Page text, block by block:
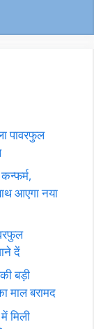
पावरफुल
आएगा नया
दें
बड़ी
माल बरामद
मिली